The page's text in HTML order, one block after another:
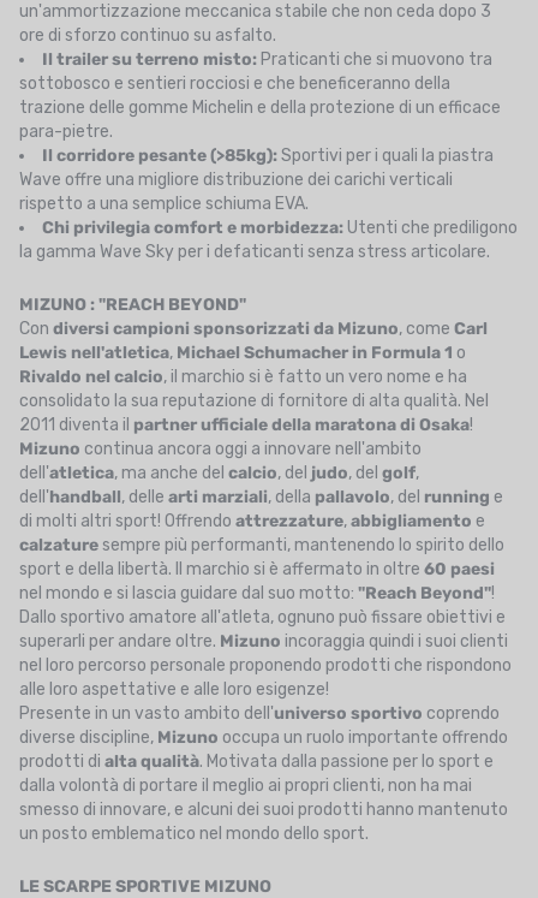
un'ammortizzazione meccanica stabile che non ceda dopo 3
ore di sforzo continuo su asfalto.
Il trailer su terreno misto: Praticanti che si muovono tra
sottobosco e sentieri rocciosi e che beneficeranno della
trazione delle gomme Michelin e della protezione di un efficace
para-pietre.
Il corridore pesante (>85kg):Sportivi per i quali la piastra
Wave offre una migliore distribuzione dei carichi verticali
rispetto a una semplice schiuma EVA.
Chi privilegia comfort e morbidezza: Utenti che prediligono
la gamma Wave Sky per i defaticanti senza stress articolare.
MIZUNO : "REACH BEYOND"
Con diversi campioni sponsorizzati da Mizuno, come Carl
Lewis nell'atletica, Michael Schumacher in Formula 1 o
Rivaldo nel calcio, il marchio si è fatto un vero nome e ha
consolidato la sua reputazione di fornitore di alta qualità. Nel
2011 diventa il partner ufficiale della maratona di Osaka!
Mizuno continua ancora oggi a innovare nell'ambito
dell'atletica, ma anche del calcio, del judo, del golf,
dell'handball, delle arti marziali, della pallavolo, del running e
di molti altri sport! Offrendo attrezzature,abbigliamento e
calzaturesempre più performanti, mantenendo lo spirito dello
sport e della libertà. Il marchio si è affermato in oltre 60 paesi
nel mondo e si lascia guidare dal suo motto: "Reach Beyond"!
Dallo sportivo amatore all'atleta, ognuno può fissare obiettivi e
superarli per andare oltre. Mizuno incoraggia quindi i suoi clienti
nel loro percorso personale proponendo prodotti che rispondono
alle loro aspettative e alle loro esigenze!
Presente in un vasto ambito dell'universo sportivo coprendo
diverse discipline, Mizuno occupa un ruolo importante offrendo
prodotti di alta qualità. Motivata dalla passione per lo sport e
dalla volontà di portare il meglio ai propri clienti, non ha mai
smesso di innovare, e alcuni dei suoi prodotti hanno mantenuto
un posto emblematico nel mondo dello sport.
LE SCARPE SPORTIVE MIZUNO